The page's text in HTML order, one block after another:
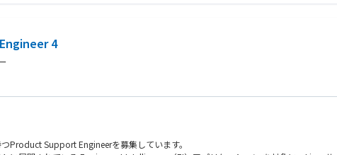
4
Product Support Engineerを募集しています。